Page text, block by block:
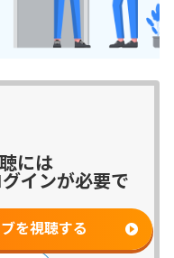
には
インが必要で
を視聴する